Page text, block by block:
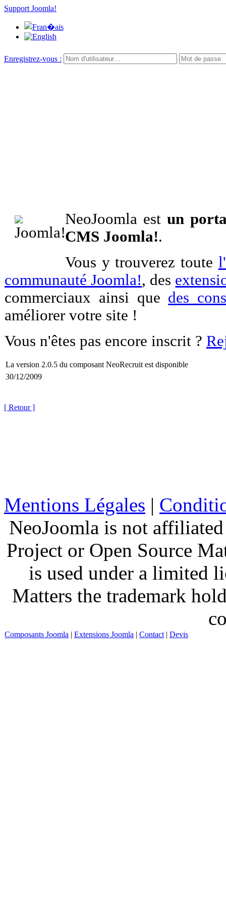
Support Joomla!
Enregistrez-vous :
NeoJoomla est un
CMS Joomla!.
Vous y trouverez toute
communauté Joomla!, des
commerciaux ainsi que des
améliorer votre site !
Vous n'êtes pas encore inscrit ?
La version 2.0.5 du composant NeoRecruit est disponible
30/12/2009
[ Retour ]
Mentions Légales |
NeoJoomla is not
Project or Open Source
is used under a limited
Matters the trademark
Composants Joomla | Extensions Joomla | Contact | Devis